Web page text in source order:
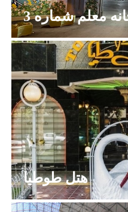
معلم شماره 3
هتل طوطیا